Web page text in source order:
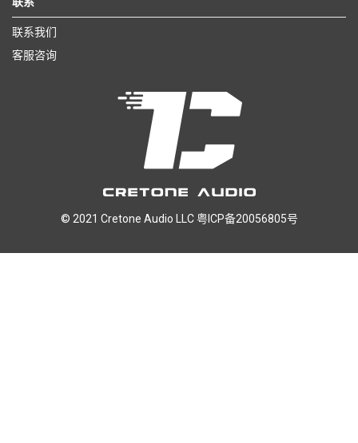
联系我们
客服咨询
© 2021 Cretone Audio LLC粤ICP备20056805号